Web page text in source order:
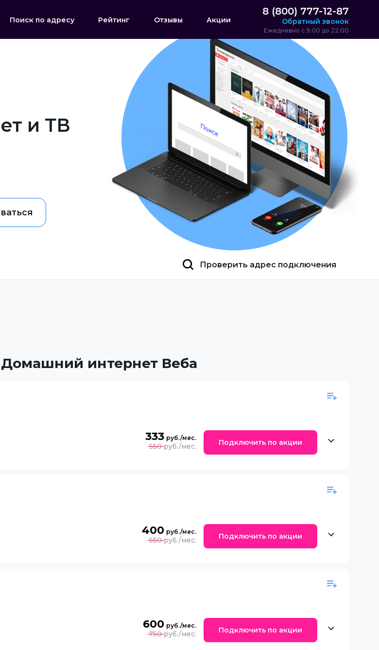
Поиск по адресу Рейтинг Отзывы Акции
8 (800) 777-12-87
Обратный звонок
Ежедневно с 9:00 до 22:00
и ТВ
Проверить адрес подключения
интернет Веба
333
550 Подключить по акции
400
550 Подключить по акции
600
750 Подключить по акции